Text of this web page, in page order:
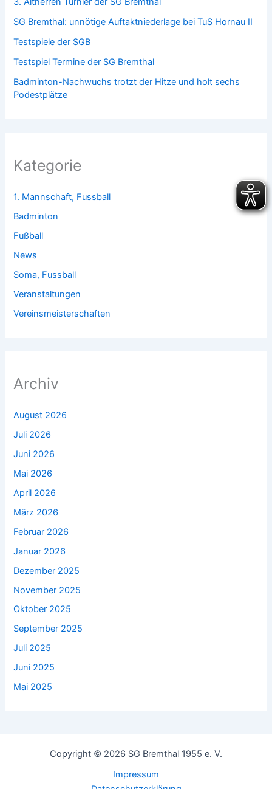
SG Bremthal: unnötige Auftaktniederlage bei TuS Hornau II
Testspiele der SGB
Testspiel Termine der SG Bremthal
Badminton-Nachwuchs trotzt der Hitze und holt sechs
Podestplätze
Kategorie
1. Mannschaft, Fussball
Badminton
Fußball
News
Soma, Fussball
Veranstaltungen
Vereinsmeisterschaften
Archiv
August 2026
Juli 2026
Juni 2026
Mai 2026
April 2026
März 2026
Februar 2026
Januar 2026
Dezember 2025
November 2025
Oktober 2025
September 2025
Juli 2025
Juni 2025
Mai 2025
Copyright © 2026 SG Bremthal 1955 e. V.
Impressum